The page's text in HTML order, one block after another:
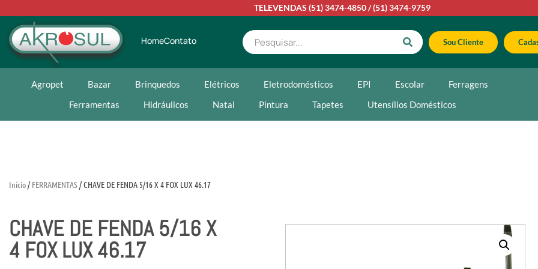
TELEVENDAS (51) 3474-4850/(51) 3474-9759
HomeContato Sou Cliente
Agropet Bazar Brinquedos Elétricos Eletrodomésticos EPI Escolar
Ferragens
Ferramentas
Hidráulicos Natal Pintura Tapetes Utensílios Domésticos
Início/ FERRAMENTAS/ CHAVE DE FENDA 5/16 X 4 FOX LUX 46.17
CHAVE DE FENDA 5/16 X
4 FOX LUX 46.17